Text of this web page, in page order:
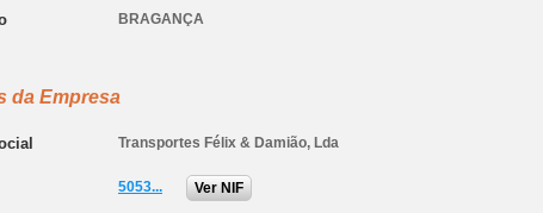
BRAGANÇA
da Empresa
Transportes Félix & Damião, Lda
5053... Ver NIF